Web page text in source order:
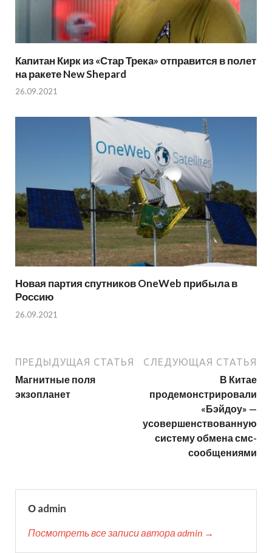
Капитан Кирк из «Стар Трека» отправится в полет
на ракете New Shepard
26.09.2021
Новая партия спутников OneWeb прибыла в
Россию
26.09.2021
ПРЕДЫДУЩАЯ СТАТЬЯ
Магнитные поля
экзопланет
СЛЕДУЮЩАЯ СТАТЬЯ
В Китае
продемонстрировали
«Бэйдоу» —
усовершенствованную
систему обмена смс-
сообщениями
О admin
Посмотреть все записи автора admin →